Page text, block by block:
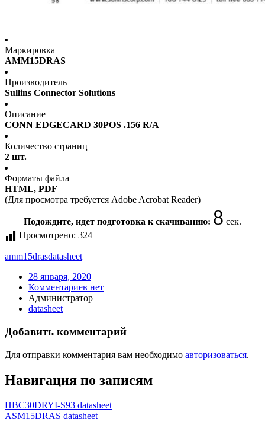
Маркировка
AMM15DRAS
Производитель
Sullins Connector Solutions
Описание
CONN EDGECARD 30POS .156 R/A
Количество страниц
2 шт.
Форматы файла
HTML, PDF
(Для просмотра требуется Adobe Acrobat Reader)
Подождите, идет подготовка к скачиванию: 7 сек.
Просмотрено: 324
amm15drasdatasheet
28 января, 2020
Комментариев нет
Администратор
datasheet
Добавить комментарий
Для отправки комментария вам необходимо авторизоваться.
Навигация по записям
HBC30DRYI-S93 datasheet
ASM15DRAS datasheet